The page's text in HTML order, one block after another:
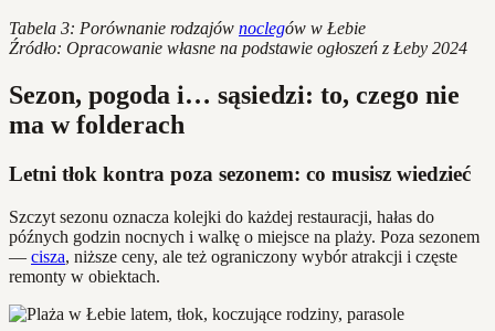
Tabela 3: Porównanie rodzajów noclegów w Łebie
Źródło: Opracowanie własne na podstawie ogłoszeń z Łeby 2024
Sezon, pogoda i… sąsiedzi: to, czego nie
ma w folderach
Letni tłok kontra poza sezonem: co musisz wiedzieć
Szczyt sezonu oznacza kolejki do każdej restauracji, hałas do
późnych godzin nocnych i walkę o miejsce na plaży. Poza sezonem
— cisza, niższe ceny, ale też ograniczony wybór atrakcji i częste
remonty w obiektach.